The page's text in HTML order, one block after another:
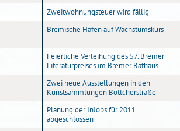
Zweitwohnungsteuer wird fällig
Bremische Häfen auf Wachstumskurs
Feierliche Verleihung des 57. Bremer
Literaturpreises im Bremer Rathaus
Zwei neue Ausstellungen in den
Kunstsammlungen Böttcherstraße
Planung der InJobs für 2011
abgeschlossen